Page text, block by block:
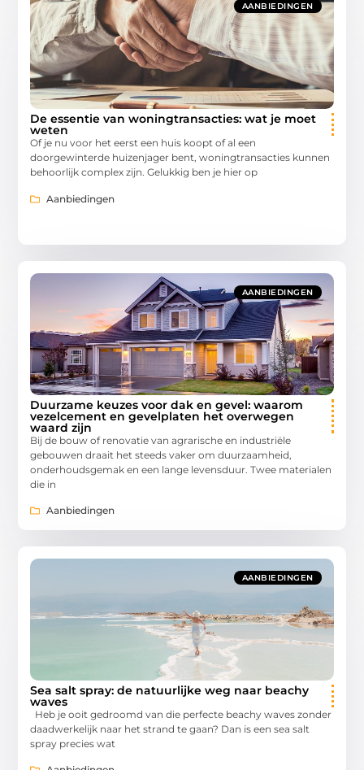
AANBIEDINGEN
De essentie van woningtransacties: wat je moet
weten
Of je nu voor het eerst een huis koopt of al een
doorgewinterde huizenjager bent, woningtransacties kunnen
behoorlijk complex zijn. Gelukkig ben je hier op
Aanbiedingen
AANBIEDINGEN
Duurzame keuzes voor dak en gevel: waarom
vezelcement en gevelplaten het overwegen
waard zijn
Bij de bouw of renovatie van agrarische en industriële
gebouwen draait het steeds vaker om duurzaamheid,
onderhoudsgemak en een lange levensduur. Twee materialen
die in
Aanbiedingen
AANBIEDINGEN
Sea salt spray: de natuurlijke weg naar beachy
waves
Heb je ooit gedroomd van die perfecte beachy waves zonder
daadwerkelijk naar het strand te gaan? Dan is een sea salt
spray precies wat